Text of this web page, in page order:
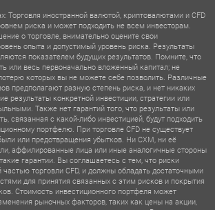
Торговля иностранной валютой, криптовалютами и CFD
риска и может подходить не всем инвесторам.
о торговле, внимательно оцените свои
опыта и допустимый уровень риска. Результаты
показателем будущих результатов. Помните, что
или весь первоначально вложенный капитал; не
которых вы не можете себе позволить. Различные
предполагают разную степень риска, и нет никаких
результаты конкретной инвестиции, стратегии или
Также нет гарантий того, что результаты или
связанная с какой-либо инвестицией, будут подходить
портфелю. При торговле CFD не существует
или предотвращения убытков. Ни CXM, ни её
аффилированные лица или иные аналогичные стороны
гарантии. Вы соглашаетесь с тем, что риски
торговли CFD, и должны обладать достаточными
для принятия связанных с этим рисков и покрытия
Стоимость инвестиционного портфеля может
рыночных факторов, таких как цены на акции,